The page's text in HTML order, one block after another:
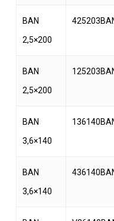
BAN
2,5×200
BAN
2,5×200
BAN
3,6×140
BAN
3,6×140